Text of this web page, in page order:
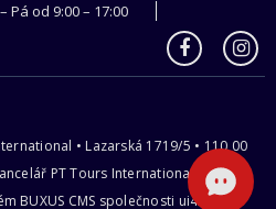
Pá od 9:00 – 17:00
• Lazarská 1719/5 • 110 00
PT Tours International s.r.o |
BUXUS CMS společnosti ui42 .